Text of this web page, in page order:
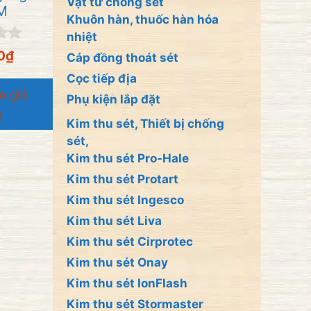
₫
giỏ
Khuôn hàn, thuốc hàn hóa
nhiệt
Cáp đồng thoát sét
Cọc tiếp địa
Phụ kiện lắp đặt
Kim thu sét, Thiết bị chống
sét,
Kim thu sét Pro-Hale
Kim thu sét Protart
Kim thu sét Ingesco
Kim thu sét Liva
Kim thu sét Cirprotec
Kim thu sét Onay
Kim thu sét IonFlash
Kim thu sét Stormaster